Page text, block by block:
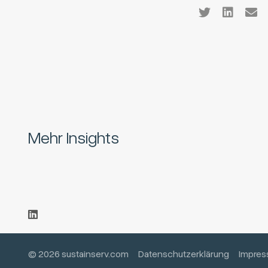
Mehr Insights
© 2026 sustainserv.com Datenschutzerklärung